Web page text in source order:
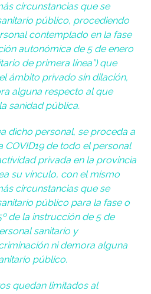
circunstancias que se
público, procediendo
contemplado en la fase
autonómica de 5 de enero
de primera línea”) que
ámbito privado sin dilación,
alguna respecto al que
sanidad pública.
dicho personal, se proceda a
de todo el personal
privada en la provincia
su vínculo, con el mismo
circunstancias que se
público para la fase o
de la instrucción de 5 de
sanitario y
ni demora alguna
público.
quedan limitados al